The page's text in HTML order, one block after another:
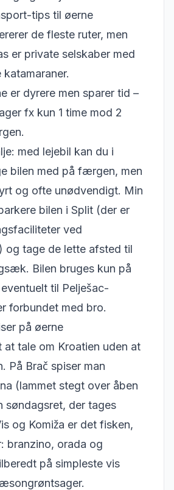
tips til øerne
de fleste ruter, men
er private selskaber med
er dyrere men sparer tid –
fx kun 1 time mod 2
med lejebil kan du i
bilen med på færgen, men
og ofte unødvendigt. Min
bilen i Split (der er
ved
og tage de lette afsted til
Bilen bruges kun på
til Pelješac-
forbundet med bro.
på øerne
at tale om Kroatien uden at
På Brač spiser man
(lammet stegt over åben
søndagsret, der tages
og Komiža er det fisken,
branzino, orada og
på simpleste vis